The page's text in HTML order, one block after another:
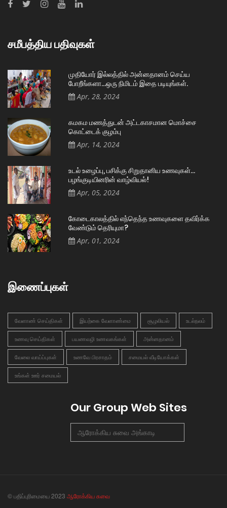
சமீபத்திய பதிவுகள்
முதியோர் இல்லத்தில் அன்னதானம் செய்ய
போறீங்களா…ஒரு நிமிடம் இதை படியுங்கள்.
Apr, 28, 2024
கமகம மணத்துடன் அட்டகாசமான மொச்சை
கொட்டைக் குழம்பு
Apr, 14, 2024
உடல் உழைப்பு, பசிக்கு சிறுதானிய உணவுகள்…
பழங்குடியினரின் வாழ்வியல்!
Apr, 05, 2024
கோடைகாலத்தில் எந்தெந்த உணவுகளை தவிர்க்க
வேண்டும் தெரியுமா?
Apr, 01, 2024
இணைப்புகள்
வேளாண் செய்திகள் இயற்கை வேளாண்மை சூழலியல் உடல்நலம்
உணவு செய்திகள் பயணவழி உணவகங்கள் அன்னதானம்
வேலை வாய்ப்புகள் உணவே பிரசாதம் சமையல் வீடியோக்கள்
உங்கள் ஊர் சமையல்
Our Group Web Sites
ஆரோக்கிய சுவை அங்காடி
© பதிப்புரிமையை 2023 ஆரோக்கிய சுவை